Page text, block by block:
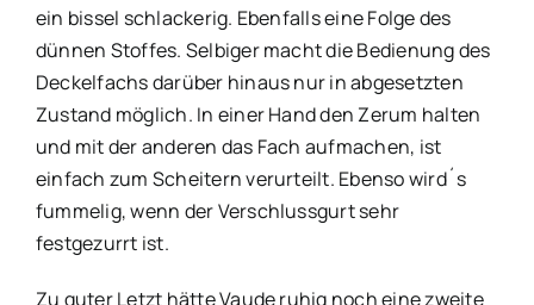
ein bissel schlackerig. Ebenfalls eine Folge des
dünnen Stoffes. Selbiger macht die Bedienung des
Deckelfachs darüber hinaus nur in abgesetzten
Zustand möglich. In einer Hand den Zerum halten
und mit der anderen das Fach aufmachen, ist
einfach zum Scheitern verurteilt. Ebenso wird´s
fummelig, wenn der Verschlussgurt sehr
festgezurrt ist.
Zu guter Letzt hätte Vaude ruhig noch eine zweite